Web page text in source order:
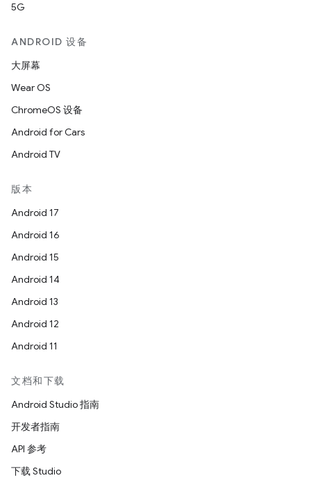
5G
ANDROID 设备
大屏幕
Wear OS
ChromeOS 设备
Android for Cars
Android TV
版本
Android 17
Android 16
Android 15
Android 14
Android 13
Android 12
Android 11
文档和下载
Android Studio 指南
开发者指南
API 参考
下载 Studio